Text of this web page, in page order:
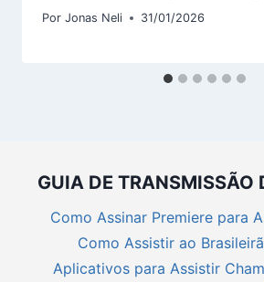
Por Jonas Neli 31/01/2026
GUIA DE TRANSMISSÃO
Como Assinar Premiere para
Como Assistir ao
Aplicativos para Assistir